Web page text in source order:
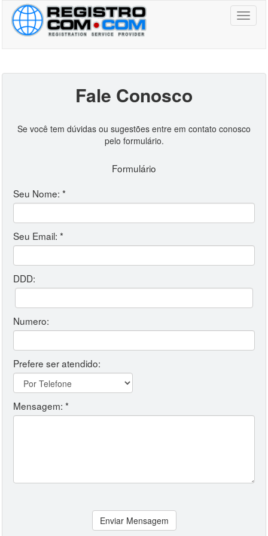
Toggle
Fale Conosco
Se você tem dúvidas ou sugestões entre em contato conosco
pelo formulário.
Formulário
Seu Nome: *
Seu Email: *
DDD:
Numero:
Prefere ser atendido:
Mensagem: *
Enviar Mensagem